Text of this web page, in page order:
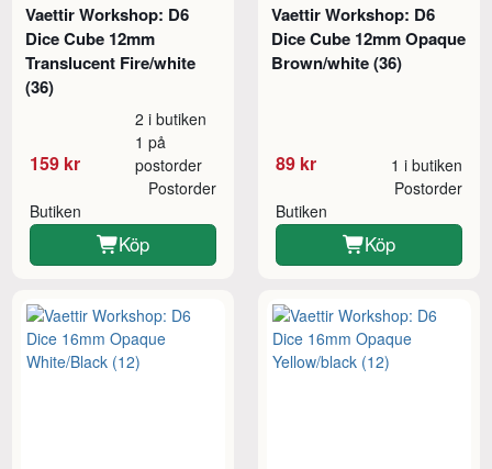
Vaettir Workshop: D6
Dice Cube 12mm
Translucent Fire/white
(36)
159 kr
2 i butiken
1 på
postorder
Butiken
Postorder
Köp
Vaettir Workshop: D6
Dice Cube 12mm Opaque
Brown/white (36)
89 kr 1 i butiken
Butiken
Postorder
Köp